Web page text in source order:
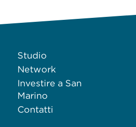
Studio
Network
Investire a San
Marino
Contatti